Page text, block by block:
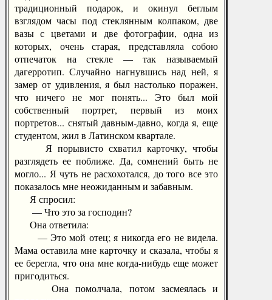
традиционный подарок, и окинул беглым
взглядом часы под стеклянным колпаком, две
вазы с цветами и две фотографии, одна из
которых, очень старая, представляла собою
отпечаток на стекле — так называемый
дагерротип. Случайно нагнувшись над ней, я
замер от удивления, я был настолько поражен,
что ничего не мог понять... Это был мой
собственный портрет, первый из моих
портретов... снятый давным-давно, когда я, еще
студентом, жил в Латинском квартале.
Я порывисто схватил карточку, чтобы
разглядеть ее поближе. Да, сомнений быть не
могло... Я чуть не расхохотался, до того все это
показалось мне неожиданным и забавным.
Я спросил:
— Что это за господин?
Она ответила:
— Это мой отец; я никогда его не видела.
Мама оставила мне карточку и сказала, чтобы я
ее берегла, что она мне когда-нибудь еще может
пригодиться.
Она помолчала, потом засмеялась и